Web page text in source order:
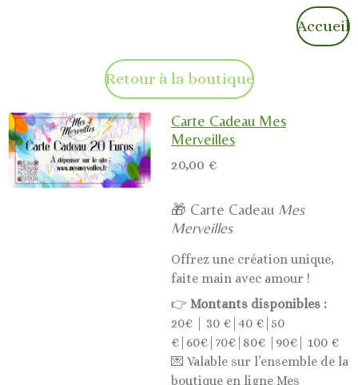
Accueil
Retour à la boutique
Carte Cadeau Mes
Merveilles
20,00 €
🎁 Carte Cadeau Mes
Merveilles
Offrez une création unique,
faite main avec amour !
👉 Montants disponibles :
20€ | 30 €|40 €|50
€|60€|70€|80€ |90€| 100 €
💌 Valable sur l’ensemble de la
boutique en ligne Mes